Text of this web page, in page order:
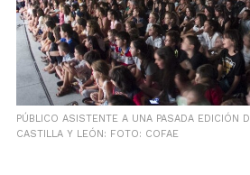
PÚBLICO ASISTENTE A UNA PASADA EDICIÓN
CASTILLA Y LEÓN: FOTO: COFAE